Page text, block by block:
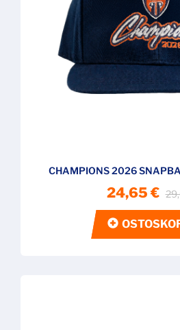
CHAMPIONS 2026
24,65 €